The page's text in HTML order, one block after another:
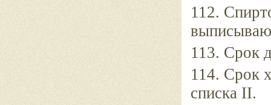
112.
113. Срок
114. Срок
списка II.